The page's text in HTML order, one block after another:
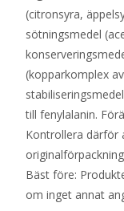
(citronsyra,
sötningsmedel
(kopparkomplex
till fenylalanin.
Kontrollera därför
Bäst före:
om inget annat